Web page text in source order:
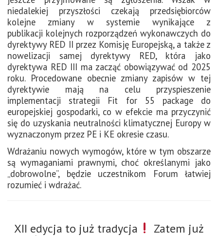
niedalekiej przyszłości czekają przedsiębiorców
kolejne zmiany w systemie wynikające z
publikacji kolejnych rozporządzeń wykonawczych do
dyrektywy RED II przez Komisję Europejską, a także z
nowelizacji samej dyrektywy RED, która jako
dyrektywa RED III ma zacząć obowiązywać od 2025
roku. Procedowane obecnie zmiany zapisów w tej
dyrektywie mają na celu przyspieszenie
implementacji strategii Fit for 55 package do
europejskiej gospodarki, co w efekcie ma przyczynić
się do uzyskania neutralności klimatycznej Europy w
wyznaczonym przez PE i KE okresie czasu.
Wdrażaniu nowych wymogów, które w tym obszarze
są wymaganiami prawnymi, choć określanymi jako
„dobrowolne”, będzie uczestnikom Forum łatwiej
rozumieć i wdrażać.
XII edycja to już tradycja Zatem już